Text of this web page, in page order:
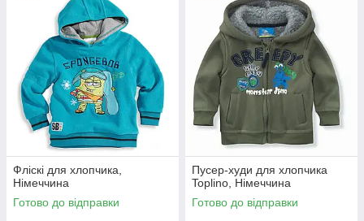
Фліскі для хлопчика,
Німеччина
Готово до відправки
Пусер-худи для хлопчика
Toplino, Німеччина
Готово до відправки